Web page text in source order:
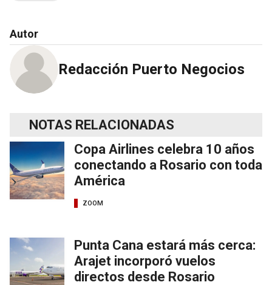
Autor
Redacción Puerto Negocios
NOTAS RELACIONADAS
Copa Airlines celebra 10 años
conectando a Rosario con toda
América
ZOOM
Punta Cana estará más cerca:
Arajet incorporó vuelos
directos desde Rosario